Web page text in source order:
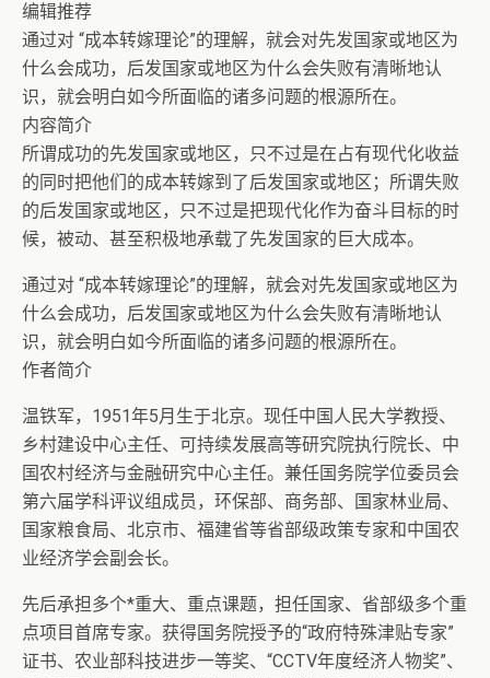
编辑推荐
通过对 “成本转嫁理论”的理解，就会对先发国家或地区为
什么会成功，后发国家或地区为什么会失败有清晰地认
识，就会明白如今所面临的诸多问题的根源所在。
内容简介
所谓成功的先发国家或地区，只不过是在占有现代化收益
的同时把他们的成本转嫁到了后发国家或地区；所谓失败
的后发国家或地区，只不过是把现代化作为奋斗目标的时
候，被动、甚至积极地承载了先发国家的巨大成本。
通过对 “成本转嫁理论”的理解，就会对先发国家或地区为
什么会成功，后发国家或地区为什么会失败有清晰地认
识，就会明白如今所面临的诸多问题的根源所在。
作者简介
温铁军，1951年5月生于北京。现任中国人民大学教授、
乡村建设中心主任、可持续发展高等研究院执行院长、中
国农村经济与金融研究中心主任。兼任国务院学位委员会
第六届学科评议组成员，环保部、商务部、国家林业局、
国家粮食局、北京市、福建省等省部级政策专家和中国农
业经济学会副会长。
先后承担多个*重大、重点课题，担任国家、省部级多个重
点项目首席专家。获得国务院授予的“政府特殊津贴专家”
证书、农业部科技进步一等奖、“CCTV年度经济人物奖”、